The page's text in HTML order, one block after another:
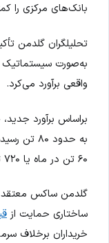
بانک‌های مرکزی را
به‌صورت سیستماتیک
واقعی برآورد می‌کرد.
به حدود
۶۰ تن در ماه یا ۷۲۰ تن در سال پیش‌بینی می‌شود.
گلدمن ساکس
ساختاری حمایت از
خریداران برخلاف